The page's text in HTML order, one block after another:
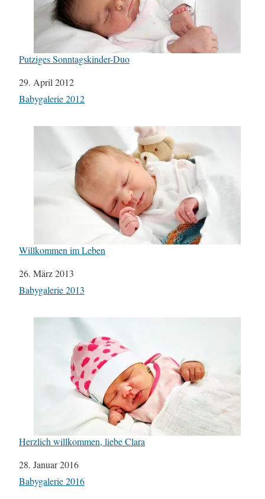
Putziges Sonntagskinder-Duo
Datum
29. April 2012
In Bezug auf
Babygalerie 2012
Willkommen im Leben
Datum
26. März 2013
In Bezug auf
Babygalerie 2013
Herzlich willkommen, liebe Clara
Datum
28. Januar 2016
In Bezug auf
Babygalerie 2016